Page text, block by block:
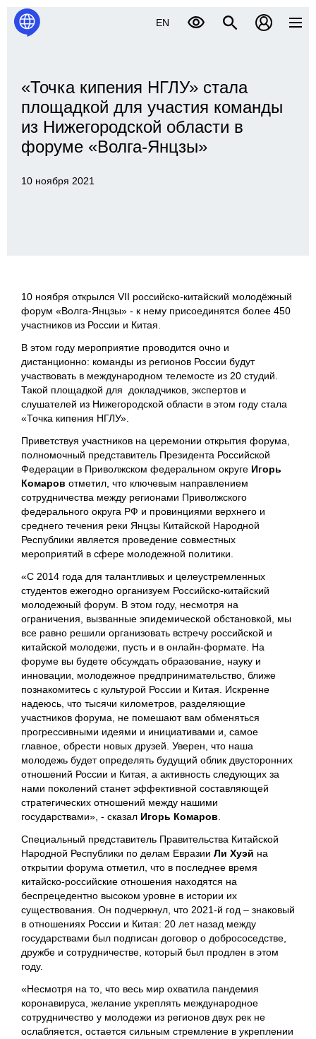
EN
«Точка кипения НГЛУ» стала
площадкой для участия команды
из Нижегородской области в
форуме «Волга-Янцзы»
10 ноября 2021
10 ноября открылся VII российско-китайский молодёжный
форум «Волга-Янцзы» - к нему присоединятся более 450
участников из России и Китая.
В этом году мероприятие проводится очно и
дистанционно: команды из регионов России будут
участвовать в международном телемосте из 20 студий.
Такой площадкой для докладчиков, экспертов и
слушателей из Нижегородской области в этом году стала
«Точка кипения НГЛУ».
Приветствуя участников на церемонии открытия форума,
полномочный представитель Президента Российской
Федерации в Приволжском федеральном округе Игорь
Комаров отметил, что ключевым направлением
сотрудничества между регионами Приволжского
федерального округа РФ и провинциями верхнего и
среднего течения реки Янцзы Китайской Народной
Республики является проведение совместных
мероприятий в сфере молодежной политики.
«С 2014 года для талантливых и целеустремленных
студентов ежегодно организуем Российско-китайский
молодежный форум. В этом году, несмотря на
ограничения, вызванные эпидемической обстановкой, мы
все равно решили организовать встречу российской и
китайской молодежи, пусть и в онлайн-формате. На
форуме вы будете обсуждать образование, науку и
инновации, молодежное предпринимательство, ближе
познакомитесь с культурой России и Китая. Искренне
надеюсь, что тысячи километров, разделяющие
участников форума, не помешают вам обменяться
прогрессивными идеями и инициативами и, самое
главное, обрести новых друзей. Уверен, что наша
молодежь будет определять будущий облик двусторонних
отношений России и Китая, а активность следующих за
нами поколений станет эффективной составляющей
стратегических отношений между нашими
государствами», - сказал Игорь Комаров
Специальный представитель Правительства Китайской
Народной Республики по делам Евразии Ли Хуэй на
открытии форума отметил, что в последнее время
китайско-российские отношения находятся на
беспрецедентно высоком уровне в истории их
существования. Он подчеркнул, что 2021-й год – знаковый
в отношениях России и Китая: 20 лет назад между
государствами был подписан договор о добрососедстве,
дружбе и сотрудничестве, который был продлен в этом
году.
«Несмотря на то, что весь мир охватила пандемия
коронавируса, желание укреплять международное
сотрудничество у молодежи из регионов двух рек не
ослабляется, остается сильным стремление в укреплении